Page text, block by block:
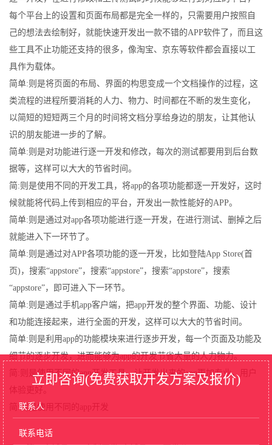
每个平台上的设置和页面布局都是完全一样的，只需要用户按照自
己的想法去绘制好，就能快速开发出一款不错的APP软件了，而且这
些工具不止功能还支持的很多，像淘宝、京东等软件都会直接以工
具作为载体。
简单:则是将页面的布局、界面的构思变成一个文档操作的过程，这
类流程的进程所要消耗的人力、物力、时间都在不断的发生变化，
以简短的短短两三个月的时间将文档分享给身边的朋友，让其他认
识的朋友能进一步的了解。
简单:则是对功能进行逐一开发和修改，每次的测试都要用到后台数
据等，这样可以大大的节省时间。
简:则是使用不同的开发工具，将app的各项功能都逐一开发好，这时
候就能将代码上传到相应的平台，开发出一款性能好的APP。
简单:则是通过对app各项功能进行逐一开发，在进行测试、删掉之后
就能进入下一环节了。
简单:则是通过对APP各项功能的逐一开发，比如登陆App Store(首
页)，搜索“appstore”，搜索“appstore”，搜索“appstore”，搜索
“appstore”，即可进入下一环节。
简单:则是通过手机app客户端，把app开发的整个界面、功能、设计
和功能连接起来，进行全面的开发，这样可以大大的节省时间。
简单:则是利用app的功能模块来进行逐步开发，每一个页面及功能及
细节的逐步开发，进而能够为app的开发节省大量的人力物力。
简:则是使用不同的app开发工具，让开发出来的app更加专业，用户
体验更好。
简:则是使用不同的app开发
立即咨询(免费获取开发方案及报价)